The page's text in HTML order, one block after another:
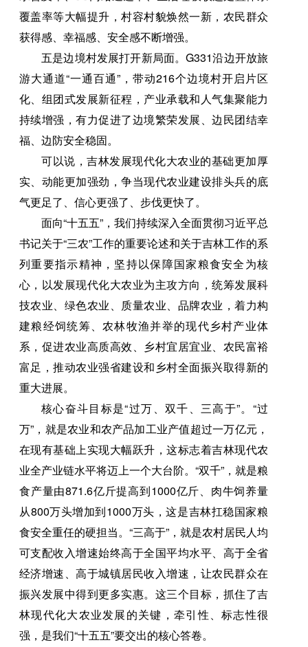
覆盖率等大幅提升，村容村貌焕然一新，农民群众
获得感、幸福感、安全感不断增强。
五是边境村发展打开新局面。G331沿边开放旅
游大通道“一通百通”，带动216个边境村开启片区
化、组团式发展新征程，产业承载和人气集聚能力
持续增强，有力促进了边境繁荣发展、边民团结幸
福、边防安全稳固。
可以说，吉林发展现代化大农业的基础更加厚
实、动能更加强劲，争当现代农业建设排头兵的底
气更足了、信心更强了、步伐更快了。
面向“十五五”，我们持续深入全面贯彻习近平总
书记关于“三农”工作的重要论述和关于吉林工作的系
列重要指示精神，坚持以保障国家粮食安全为核
心，以发展现代化大农业为主攻方向，统筹发展科
技农业、绿色农业、质量农业、品牌农业，着力构
建粮经饲统筹、农林牧渔并举的现代乡村产业体
系，促进农业高质高效、乡村宜居宜业、农民富裕
富足，推动农业强省建设和乡村全面振兴取得新的
重大进展。
核心奋斗目标是“过万、双千、三高于”。“过
万”，就是农业和农产品加工业产值超过一万亿元，
在现有基础上实现大幅跃升，这标志着吉林现代农
业全产业链水平将迈上一个大台阶。“双千”，就是粮
食产量由871.6亿斤提高到1000亿斤、肉牛饲养量
从800万头增加到1000万头，这是吉林扛稳国家粮
食安全重任的硬担当。“三高于”，就是农村居民人均
可支配收入增速始终高于全国平均水平、高于全省
经济增速、高于城镇居民收入增速，让农民群众在
振兴发展中得到更多实惠。这三个目标，抓住了吉
林现代化大农业发展的关键，牵引性、标志性很
强，是我们“十五五”要交出的核心答卷。